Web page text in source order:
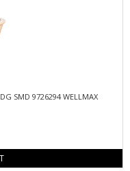
SMD 9726294 WELLMAX